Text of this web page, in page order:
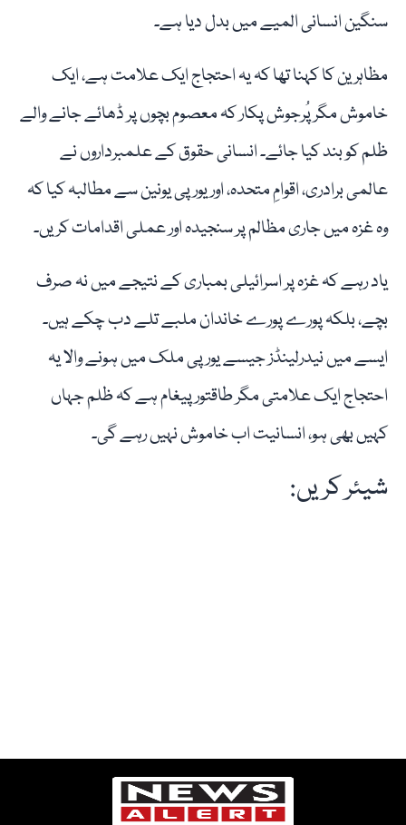
سنگین انسانی المیے میں بدل دیا ہے۔
مظاہرین کا کہنا تھا کہ یہ احتجاج ایک علامت ہے، ایک
خاموش مگر پُرجوش پکار کہ معصوم بچوں پر ڈھائے جانے والے
ظلم کو بند کیا جائے۔ انسانی حقوق کے علمبرداروں نے
عالمی برادری، اقوامِ متحدہ، اور یورپی یونین سے مطالبہ کیا کہ
وہ غزہ میں جاری مظالم پر سنجیدہ اور عملی اقدامات کریں۔
یاد رہے کہ غزہ پر اسرائیلی بمباری کے نتیجے میں نہ صرف
بچے، بلکہ پورے پورے خاندان ملبے تلے دب چکے ہیں۔
ایسے میں نیدرلینڈز جیسے یورپی ملک میں ہونے والا یہ
احتجاج ایک علامتی مگر طاقتور پیغام ہے کہ ظلم جہاں
کہیں بھی ہو، انسانیت اب خاموش نہیں رہے گی۔
شیئر کریں: